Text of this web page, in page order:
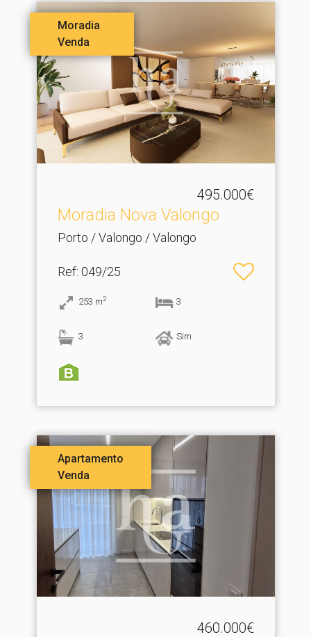
Moradia
Venda
495.000€
Moradia Nova Valongo
Porto / Valongo / Valongo
Ref: 049/25
253 m2 3
3 Sim
Apartamento
Venda
460.000€